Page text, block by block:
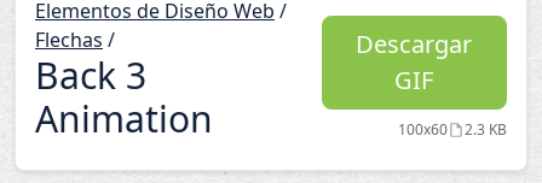
Elementos de Diseño Web /
Flechas /
Back 3
Animation
Descargar
GIF
100x60 2.3 KB